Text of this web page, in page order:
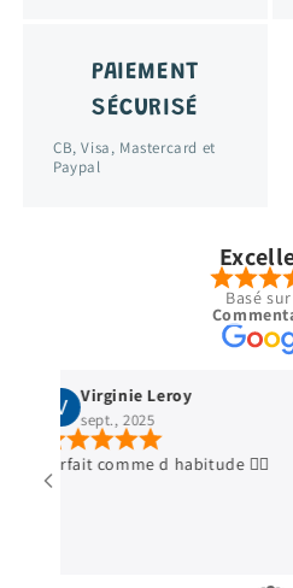
PAIEMENT
SÉCURISÉ
CB, Visa, Mastercard et
Paypal
Basé sur
Virginie Leroy
sept., 2025
Parfait comme d habitude 👍🏿